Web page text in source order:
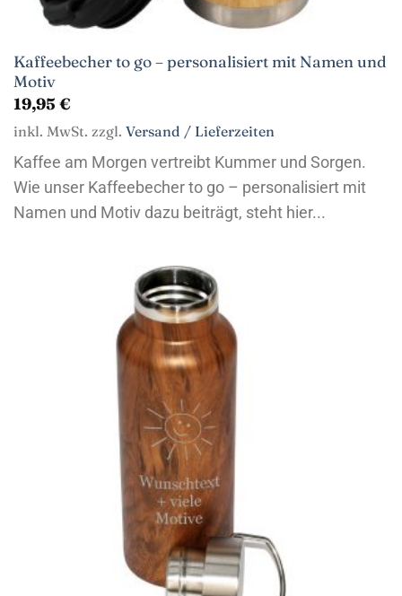
Kaffeebecher to go – personalisiert mit Namen und
Motiv
19,95 €
inkl. MwSt. zzgl. Versand / Lieferzeiten
Kaffee am Morgen vertreibt Kummer und Sorgen.
Wie unser Kaffeebecher to go – personalisiert mit
Namen und Motiv dazu beiträgt, steht hier...